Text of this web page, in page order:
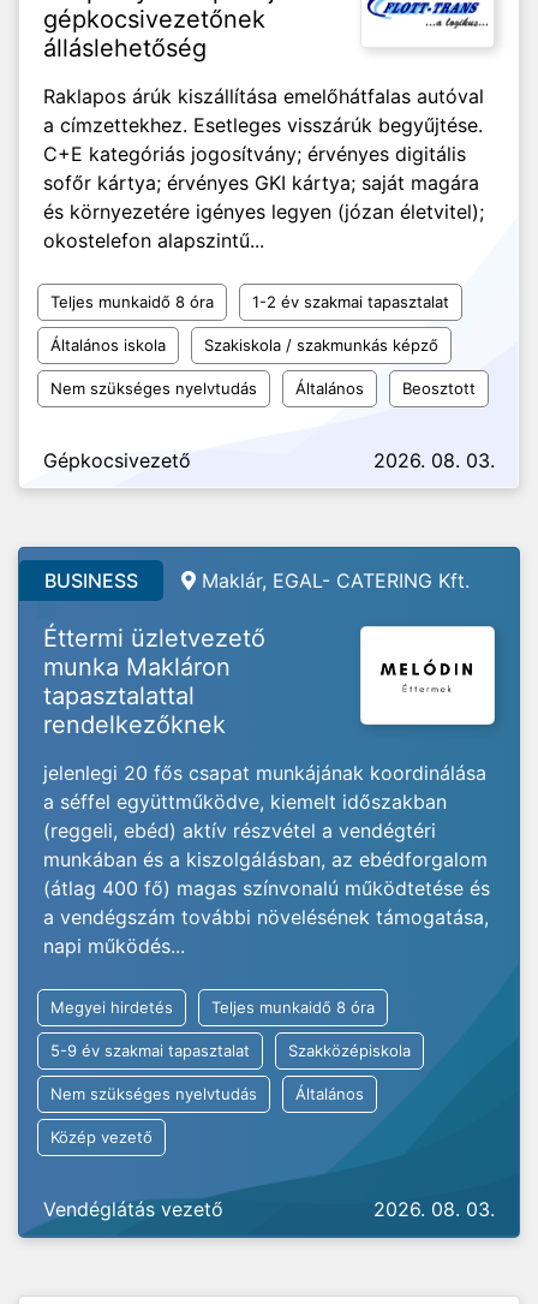
gépkocsivezetőnek
álláslehetőség
Raklapos árúk kiszállítása emelőhátfalas autóval
a címzettekhez. Esetleges visszárúk begyűjtése.
C+E kategóriás jogosítvány; érvényes digitális
sofőr kártya; érvényes GKI kártya; saját magára
és környezetére igényes legyen (józan életvitel);
okostelefon alapszintű...
Teljes munkaidő 8 óra 1-2 év szakmai tapasztalat
Általános iskola Szakiskola / szakmunkás képző
Nem szükséges nyelvtudás Általános Beosztott
Gépkocsivezető 2026. 08. 03.
BUSINESS Maklár, EGAL- CATERING Kft.
Éttermi üzletvezető
munka Makláron
tapasztalattal
rendelkezőknek
jelenlegi 20 fős csapat munkájának koordinálása
a séffel együttműködve, kiemelt időszakban
(reggeli, ebéd) aktív részvétel a vendégtéri
munkában és a kiszolgálásban, az ebédforgalom
(átlag 400 fő) magas színvonalú működtetése és
a vendégszám további növelésének támogatása,
napi működés...
Megyei hirdetés Teljes munkaidő 8 óra
5-9 év szakmai tapasztalat Szakközépiskola
Nem szükséges nyelvtudás Általános
Közép vezető
Vendéglátás vezető 2026. 08. 03.